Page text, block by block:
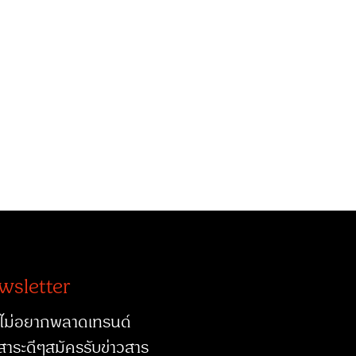
ม่อยากพลาดเทรนด์
าระดีๆสมัครรับข่าวสาร